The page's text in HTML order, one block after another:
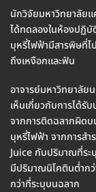
นักวิจัยมหาวิทยาลัยแ
ได้ทดลองในห้องปฏิบั
บุหรี่ไฟฟ้ามีสารพิษที่ไ
ถึงเหงือกและฟัน
อาจารย์มหาวิทยาลัย
เห็นเกี่ยวกับการได้รั
จากการติดฉลากผิด
บุหรี่ไฟฟ้า จากการส
Juice กับปริมาณที่ระ
มีปริมาณนิโคตินต่ำก
กว่าที่ระบุบนฉลาก